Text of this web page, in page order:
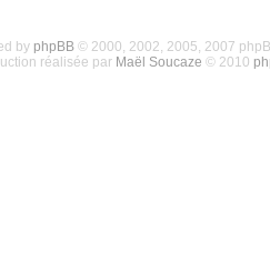
by phpBB© 2000, 2002, 2005, 2007
réalisée par Maël Soucaze © 2010